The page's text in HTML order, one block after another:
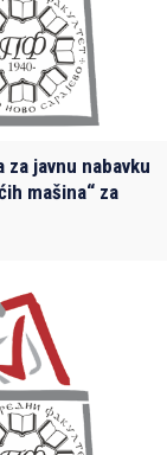
javnu nabavku
mašina“ za